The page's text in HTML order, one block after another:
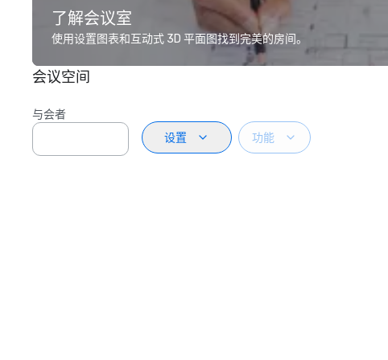
了解会议室
使用设置图表和互动式 3D 平面图找到完美的房间。
会议空间
与会者
设置
功能